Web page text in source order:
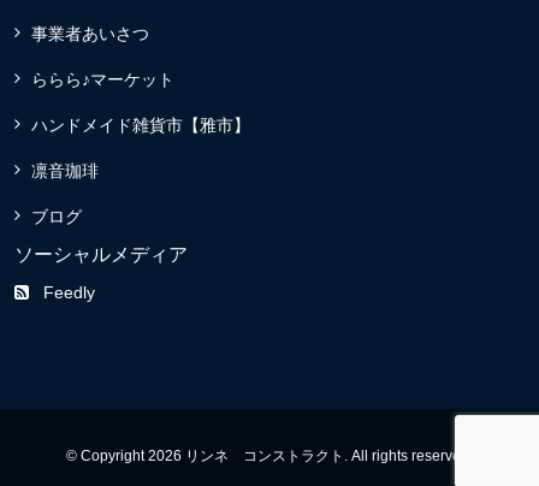
事業者あいさつ
ららら♪マーケット
ハンドメイド雑貨市【雅市】
凛音珈琲
ブログ
ソーシャルメディア
Feedly
© Copyright 2026 リンネ コンストラクト. All rights reserved.